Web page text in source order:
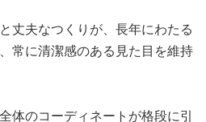
丈夫なつくりが、長年にわたる
常に清潔感のある見た目を維持
体のコーディネートが格段に引